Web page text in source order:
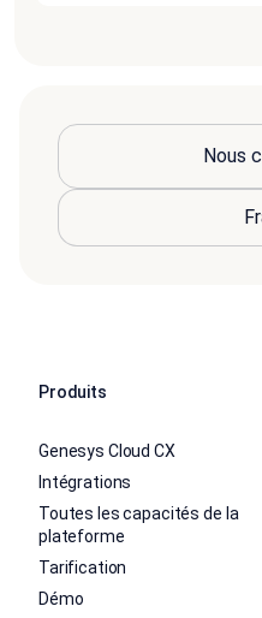
Nous
Produits
Genesys Cloud CX
Intégrations
Toutes les capacités de la
plateforme
Tarification
Démo